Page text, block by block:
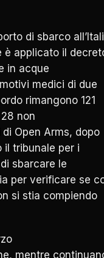
di sbarco
è applicato il
in acque
medici di due
rimangono 121
non
Open Arms, dopo
il tribunale per i
sbarcare le
per verificare se
si stia compiendo
mentre